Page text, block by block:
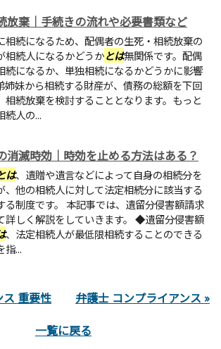
放棄｜手続きの流れや必要書類など
相続になるため、配偶者の生死・相続放棄の
相続人になるかどうかとは無関係です。配偶
続になるか、単独相続になるかどうかに影響
姉妹から相続する財産が、債務の総額を下回
相続放棄を検討することとなります。もっと
続人の...
消滅時効｜時効を止める方法はある？
は、遺贈や遺言などによって自身の相続分を
、他の相続人に対して法定相続分に該当する
る制度です。 本記事では、遺留分侵害額請求
詳しく解説をしていきます。 ◆遺留分侵害額
、法定相続人が最低限相続することのできる
指...
ス 重要性
弁護士 コンプライアンス »
一覧に戻る